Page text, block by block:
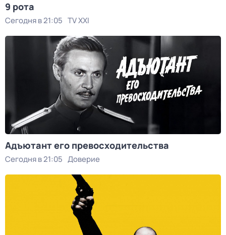
9 рота
Сегодня в 21:05 TV XXI
Адъютант его превосходительства
Сегодня в 21:05 Доверие